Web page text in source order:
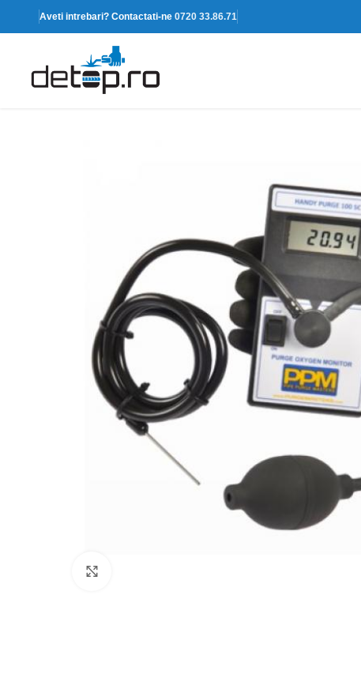
Aveti intrebari? Contactati-ne 0720 33.86.71